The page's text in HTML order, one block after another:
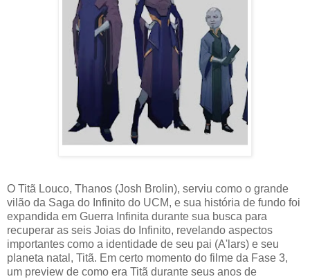
O Titã Louco, Thanos (Josh Brolin), serviu como o grande
vilão da Saga do Infinito do UCM, e sua história de fundo foi
expandida em Guerra Infinita durante sua busca para
recuperar as seis Joias do Infinito, revelando aspectos
importantes como a identidade de seu pai (A'lars) e seu
planeta natal, Titã. Em certo momento do filme da Fase 3,
um preview de como era Titã durante seus anos de